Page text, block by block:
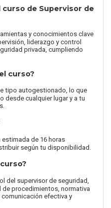
de Supervisor de
y conocimientos clave
liderazgo y control
privada, cumpliendo
curso?
tipo autogestionado, lo que
desde cualquier lugar y a tu
estimada de 16 horas
según tu disponibilidad.
del supervisor de seguridad,
procedimientos, normativa
efectiva y